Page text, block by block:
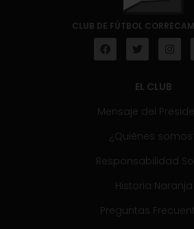
CLUB DE FÚTBOL
EL CLUB
Mensaje del
¿Quiénes
Responsabilidad
Historia Naranja
Preguntas